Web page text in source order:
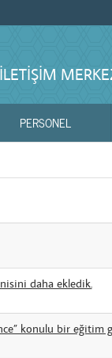
PERSONEL
daha ekledik.
konulu bir eğitim